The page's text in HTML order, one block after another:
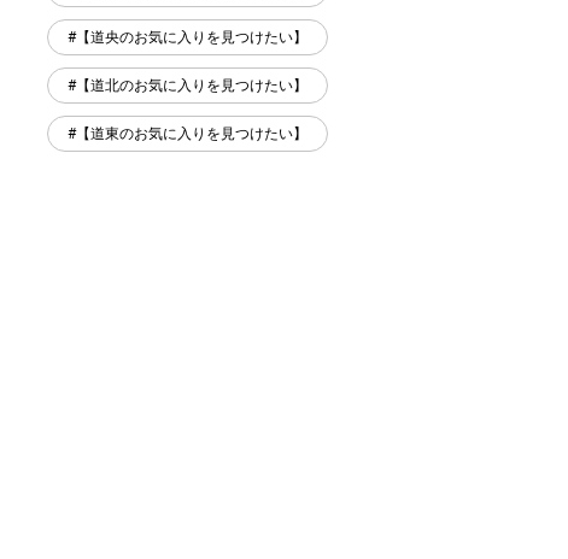
【道央のお気に入りを見つけたい】
【道北のお気に入りを見つけたい】
【道東のお気に入りを見つけたい】